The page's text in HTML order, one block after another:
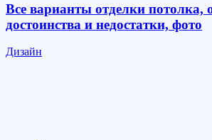
Все варианты отделки потолка,
достоинства и недостатки, фото
Дизайн